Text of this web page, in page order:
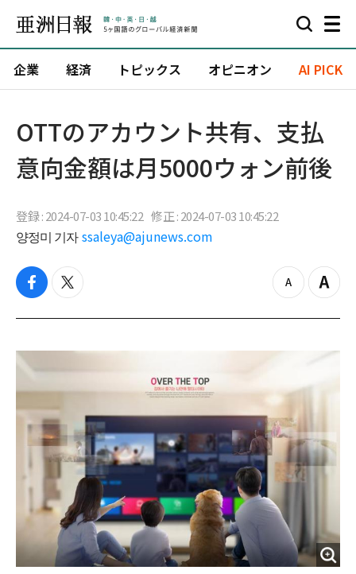
企業 経済 トピックス オピニオン AI PICK
OTTのアカウント共有、支払
意向金額は月5000ウォン前後
登録 : 2024-07-03 10:45:22 修正 : 2024-07-03 10:45:22
양정미 기자 ssaleya@ajunews.com
f
c
b
k
t
i
t
z
o
Z
o